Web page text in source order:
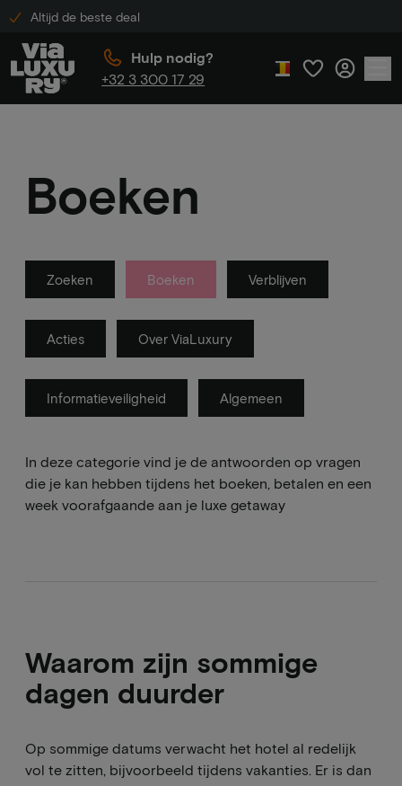
Altijd de beste deal
Hulp nodig?
+32 3 300 17 29
Boeken
Zoeken Boeken Verblijven
Acties Over ViaLuxury
Informatieveiligheid Algemeen
In deze categorie vind je de antwoorden op vragen
die je kan hebben tijdens het boeken, betalen en een
week voorafgaande aan je luxe getaway
Waarom zijn sommige
dagen duurder
Op sommige datums verwacht het hotel al redelijk
vol te zitten, bijvoorbeeld tijdens vakanties. Er is dan